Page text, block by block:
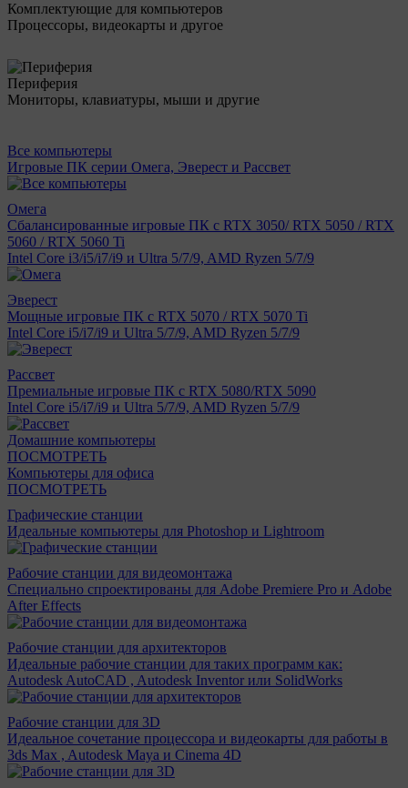
Комплектующие для компьютеров
Процессоры, видеокарты и другое
Периферия
Мониторы, клавиатуры, мыши и другие
Все компьютеры
Игровые ПК серии Омега, Эверест и Рассвет
Омега
Сбалансированные игровые ПК с RTX 3050/ RTX 5050 / RTX
5060 / RTX 5060 Ti
Intel Core i3/i5/i7/i9 и Ultra 5/7/9, AMD Ryzen 5/7/9
Эверест
Мощные игровые ПК с RTX 5070 / RTX 5070 Ti
Intel Core i5/i7/i9 и Ultra 5/7/9, AMD Ryzen 5/7/9
Рассвет
Премиальные игровые ПК с RTX 5080/RTX 5090
Intel Core i5/i7/i9 и Ultra 5/7/9, AMD Ryzen 5/7/9
Домашние компьютеры
ПОСМОТРЕТЬ
Компьютеры для офиса
ПОСМОТРЕТЬ
Графические станции
Идеальные компьютеры для Photoshop и Lightroom
Рабочие станции для видеомонтажа
Специально спроектированы для Adobe Premiere Pro и Adobe
After Effects
Рабочие станции для архитекторов
Идеальные рабочие станции для таких программ как:
Autodesk AutoCAD , Autodesk Inventor или SolidWorks
Рабочие станции для 3D
Идеальное сочетание процессора и видеокарты для работы в
3ds Max , Autodesk Maya и Cinema 4D